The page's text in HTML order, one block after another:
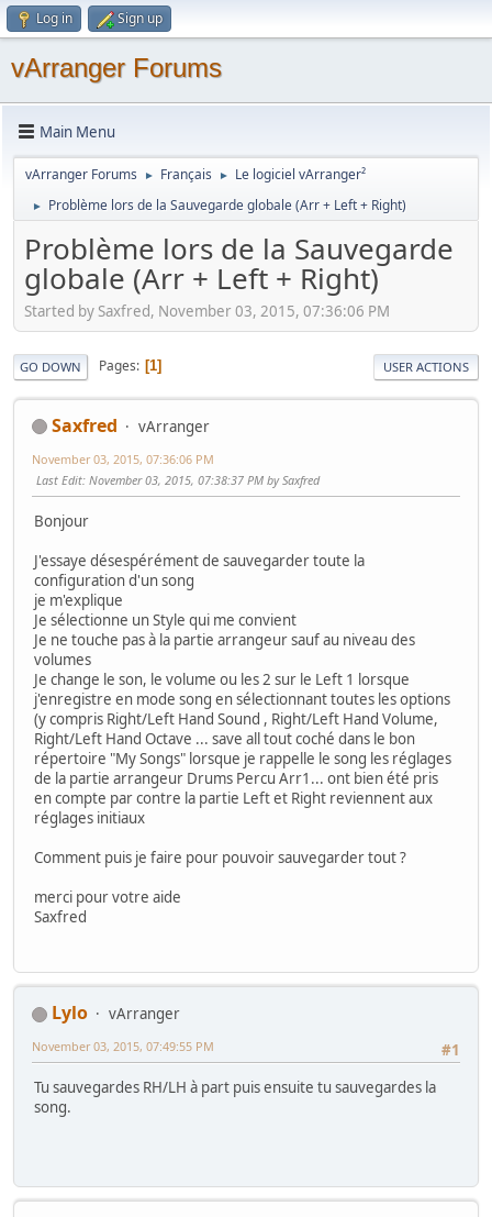
Log in Sign up
vArranger Forums
Main Menu
vArranger Forums ► Français ► Le logiciel vArranger²
► Problème lors de la Sauvegarde globale (Arr + Left + Right)
Problème lors de la Sauvegarde
globale (Arr + Left + Right)
Started by Saxfred, November 03, 2015, 07:36:06 PM
GO DOWN Pages 1 USER ACTIONS
Saxfred vArranger
November 03, 2015, 07:36:06 PM
Last Edit: November 03, 2015, 07:38:37 PM by Saxfred
Bonjour
J'essaye désespérément de sauvegarder toute la
configuration d'un song
je m'explique
Je sélectionne un Style qui me convient
Je ne touche pas à la partie arrangeur sauf au niveau des
volumes
Je change le son, le volume ou les 2 sur le Left 1 lorsque
j'enregistre en mode song en sélectionnant toutes les options
(y compris Right/Left Hand Sound , Right/Left Hand Volume,
Right/Left Hand Octave ... save all tout coché dans le bon
répertoire "My Songs" lorsque je rappelle le song les réglages
de la partie arrangeur Drums Percu Arr1... ont bien été pris
en compte par contre la partie Left et Right reviennent aux
réglages initiaux
Comment puis je faire pour pouvoir sauvegarder tout ?
merci pour votre aide
Saxfred
Lylo
vArranger
#1
November 03, 2015, 07:49:55 PM
Tu sauvegardes RH/LH à part puis ensuite tu sauvegardes la
song.